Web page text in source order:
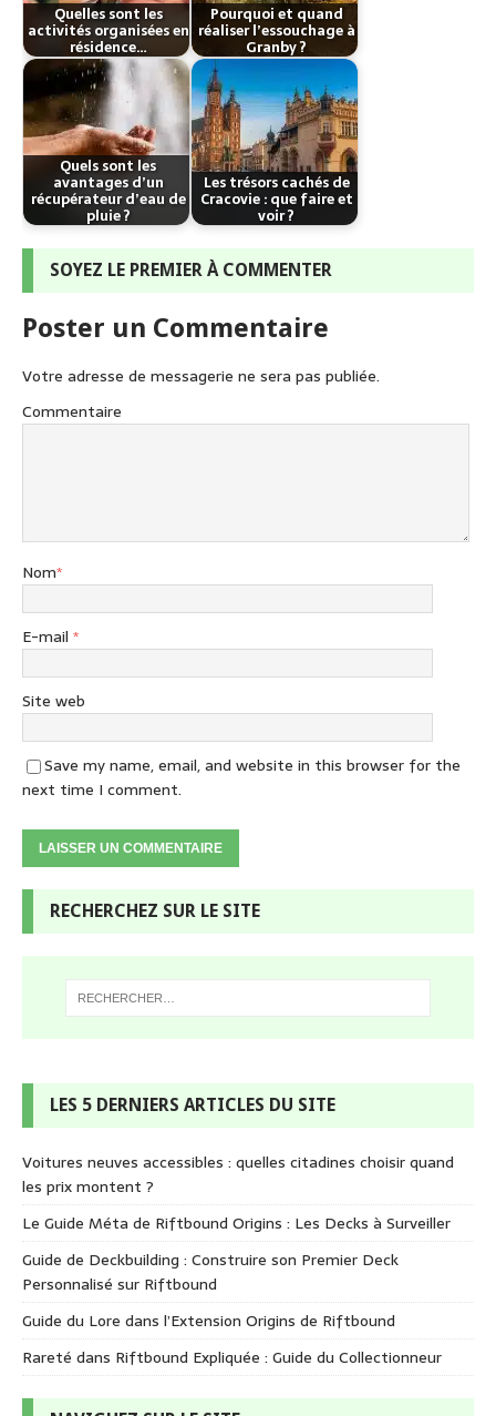
Quelles sont les
activités organisées en
résidence…
Pourquoi et quand
réaliser l’essouchage à
Granby ?
Quels sont les
avantages d’un
récupérateur d’eau de
pluie ?
Les trésors cachés de
Cracovie : que faire et
voir ?
SOYEZ LE PREMIER À COMMENTER
Poster un Commentaire
Votre adresse de messagerie ne sera pas publiée.
Commentaire
Nom*
E-mail *
Site web
Save my name, email, and website in this browser for the
next time I comment.
RECHERCHEZ SUR LE SITE
LES 5 DERNIERS ARTICLES DU SITE
Voitures neuves accessibles : quelles citadines choisir quand
les prix montent ?
Le Guide Méta de Riftbound Origins : Les Decks à Surveiller
Guide de Deckbuilding : Construire son Premier Deck
Personnalisé sur Riftbound
Guide du Lore dans l’Extension Origins de Riftbound
Rareté dans Riftbound Expliquée : Guide du Collectionneur